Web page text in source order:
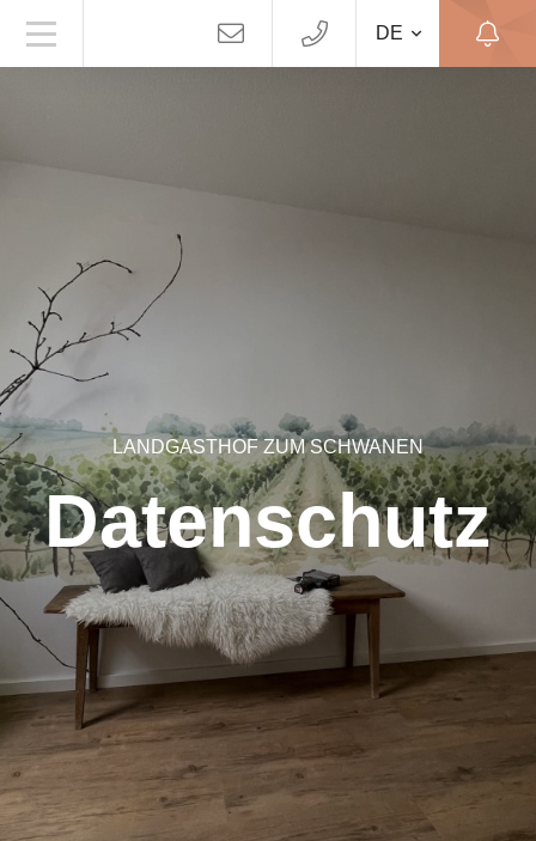
DE
LANDGASTHOF ZUM SCHWANEN
Datenschutz